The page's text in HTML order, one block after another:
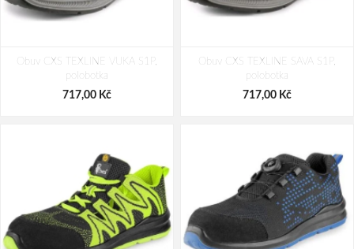
Obuv CXS TEXLINE VUKA S1P,
polobotka
717,00 Kč
Obuv CXS TEXLINE SAVA S1P,
polobotka
717,00 Kč